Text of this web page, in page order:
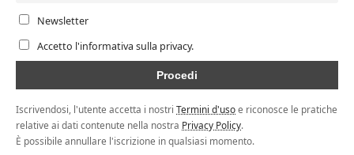
Newsletter
Accetto l'informativa sulla privacy.
Iscrivendosi, l'utente accetta i nostri Termini d'usoe riconosce le pratiche
relative ai dati contenute nella nostra Privacy Policy.
È possibile annullare l'iscrizione in qualsiasi momento.